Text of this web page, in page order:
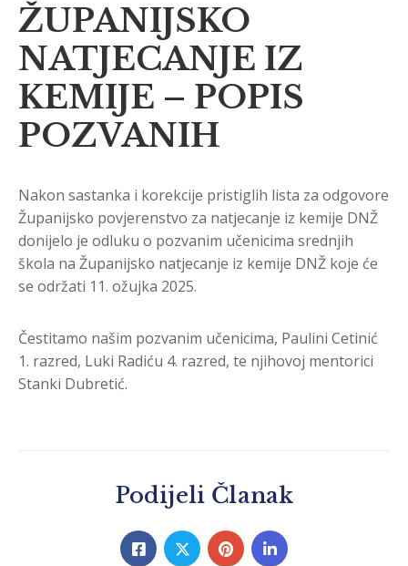
ŽUPANIJSKO
NATJECANJE IZ
KEMIJE – POPIS
POZVANIH
Nakon sastanka i korekcije pristiglih lista za odgovore
Županijsko povjerenstvo za natjecanje iz kemije DNŽ
donijelo je odluku o pozvanim učenicima srednjih
škola na Županijsko natjecanje iz kemije DNŽ koje će
se održati 11. ožujka 2025.
Čestitamo našim pozvanim učenicima, Paulini Cetinić
1. razred, Luki Radiću 4. razred, te njihovoj mentorici
Stanki Dubretić.
Podijeli Članak